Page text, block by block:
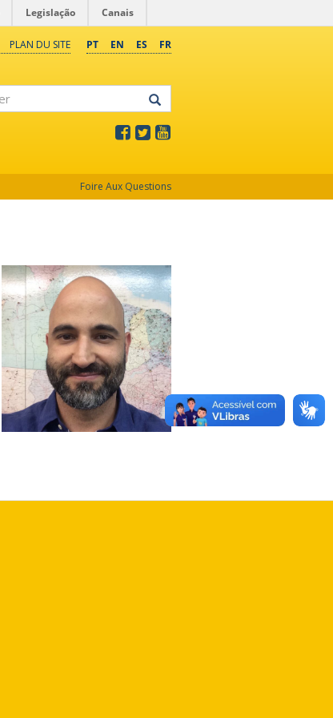
Legislação Canais
PT EN ES FR
PLAN DU SITE
Foire Aux Questions